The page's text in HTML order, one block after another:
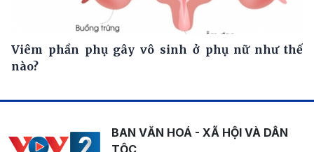
Viêm phần phụ gây vô sinh ở phụ nữ như thế
nào?
BAN VĂN HOÁ - XÃ HỘI VÀ DÂN
TỘC